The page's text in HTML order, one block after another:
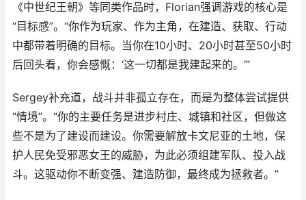
《中世纪王朝》等同类作品时，Florian强调游戏的核心是
“目标感”。“你作为玩家、作为主角，在建造、获取、行动
中都带着明确的目标。当你在10小时、20小时甚至50小时
后回头看，你会感慨：‘这一切都是我建起来的。’”
Sergey补充道，战斗并非孤立存在，而是为整体尝试提供
“情境”。“你的主要任务是进步村庄、城镇和社区，但做这
些不是为了建设而建设。你需要解放卡文尼亚的土地，保
护人民免受邪恶女王的威胁，为此必须组建军队、投入战
斗。这驱动你不断变强、建造防御，最终成为拯救者。”